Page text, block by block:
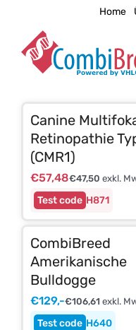
springen
Home
H871
Canine
Retinopathie
(CMR1)
€57,48€47,50 exkl.
H640
CombiBreed
Amerikanische
Bulldogge
€129,-€106,61 exkl.